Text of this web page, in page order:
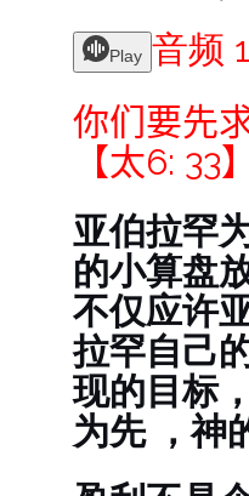
Play 音频
你们要先
【太6: 33】
亚伯拉罕
的小算盘
不仅应许
拉罕自己
现的目标
为先 ，神